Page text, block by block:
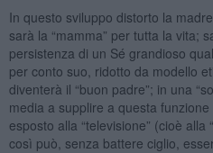
In questo sviluppo distorto la
sarà la “mamma” per tutta la vita;
persistenza di un Sé grandioso
per conto suo, ridotto da modello
diventerà il “buon padre”; in una
media a supplire a questa
esposto alla “televisione” (cioè
così può, senza battere ciglio,